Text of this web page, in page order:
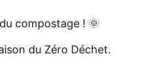
compostage ! 🌞
du Zéro Déchet.